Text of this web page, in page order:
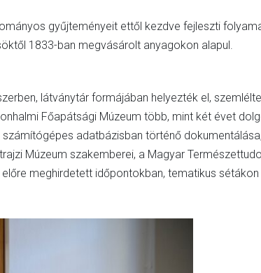
gyűjteményeit ettől kezdve fejleszti
1833-ban megvásárolt anyagokon alapul.
látványtár formájában helyezték el,
Főapátsági Múzeum több, mint két évet
adatbázisban történő
Múzeum szakemberei, a Magyar
meghirdetett időpontokban, tematikus